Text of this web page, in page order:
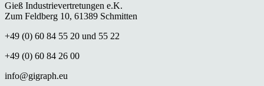
Gieß Industrievertretungen e.K.
Zum Feldberg 10, 61389 Schmitten
+49 (0) 60 84 55 20 und 55 22
+49 (0) 60 84 26 00
info@gigraph.eu